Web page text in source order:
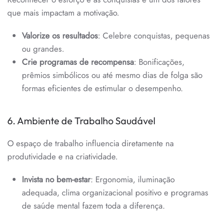
que mais impactam a motivação.
Valorize os resultados: Celebre conquistas, pequenas
ou grandes.
Crie programas de recompensa: Bonificações,
prêmios simbólicos ou até mesmo dias de folga são
formas eficientes de estimular o desempenho.
6. Ambiente de Trabalho Saudável
O espaço de trabalho influencia diretamente na
produtividade e na criatividade.
Invista no bem-estar: Ergonomia, iluminação
adequada, clima organizacional positivo e programas
de saúde mental fazem toda a diferença.